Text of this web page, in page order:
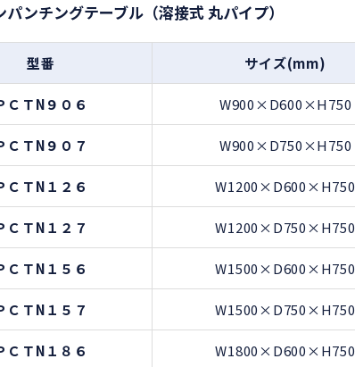
ンチングテーブル（溶接式 丸パイプ）
型番 サイズ(mm)
ＣＴN９０６ W900×D600×H750
ＣＴN９０７ W900×D750×H750
ＣＴN１２６ W1200×D600×H750
ＣＴN１２７ W1200×D750×H750
ＣＴN１５６ W1500×D600×H750
ＣＴN１５７ W1500×D750×H750
ＣＴN１８６ W1800×D600×H750